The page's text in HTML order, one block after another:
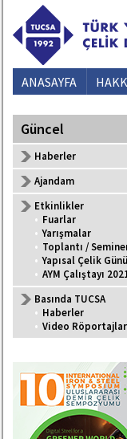
ANASAYFA
Güncel
Haberler
Ajandam
Etkinlikler
• Fuarlar
• Yarışmalar
• Toplantı /
• Yapısal Çelik Günü
• AYM Çalıştayı
Basında TUCSA
• Haberler
• Video Röportajlar